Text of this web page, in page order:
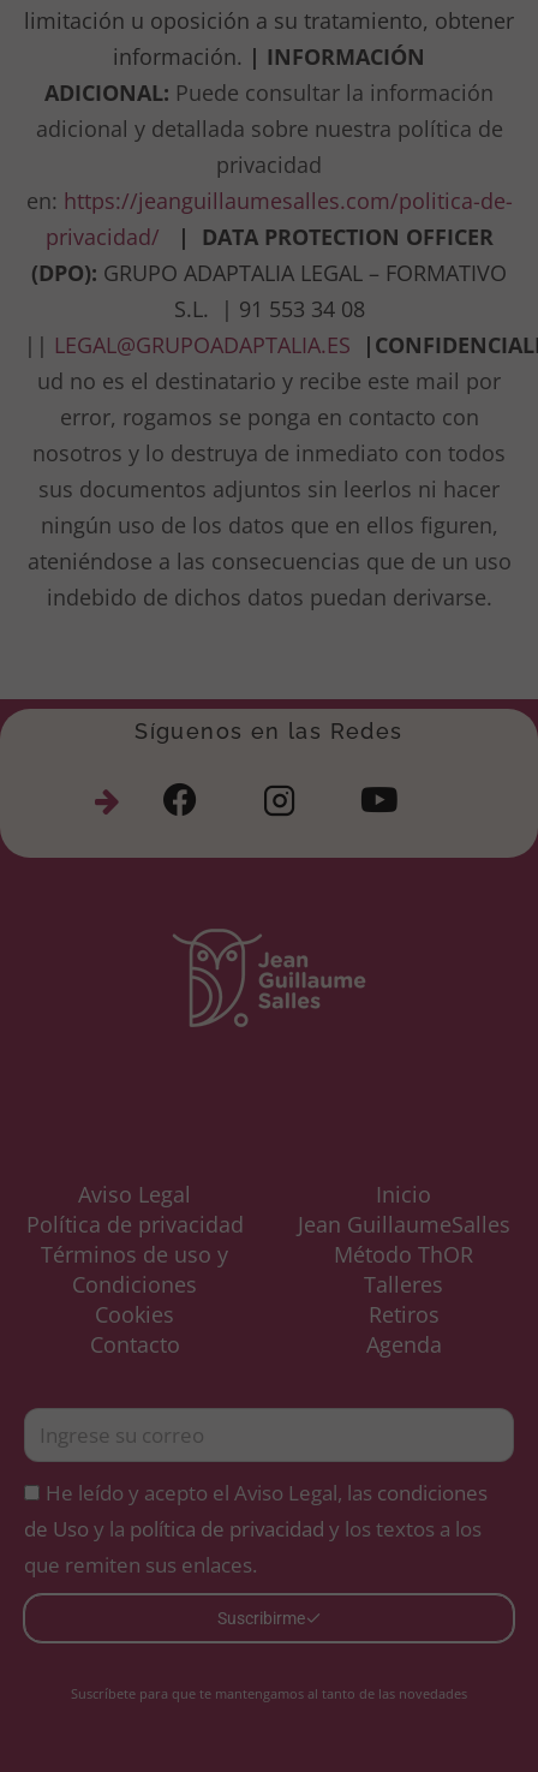
limitación u oposición a su tratamiento, obtener
información. | INFORMACIÓN
ADICIONAL: Puede consultar la información
adicional y detallada sobre nuestra política de
privacidad
en: https://jeanguillaumesalles.com/politica-de-
privacidad/
|
DATA PROTECTION OFFICER
(DPO): GRUPO ADAPTALIA LEGAL – FORMATIVO
S.L. | 91 553 34 08
|| LEGAL@GRUPOADAPTALIA.ES |
ud no es el destinatario y recibe este mail por
error, rogamos se ponga en contacto con
nosotros y lo destruya de inmediato con todos
sus documentos adjuntos sin leerlos ni hacer
ningún uso de los datos que en ellos figuren,
ateniéndose a las consecuencias que de un uso
indebido de dichos datos puedan derivarse.
Síguenos en las Redes
Aviso Legal
Política de privacidad
Términos de uso y
Condiciones
Cookies
Contacto
Inicio
Jean GuillaumeSalles
Método ThOR
Talleres
Retiros
Agenda
He leído y acepto el Aviso Legal, las condiciones
de Uso y la política de privacidad y los textos a los
que remiten sus enlaces.
Suscribirme
Suscríbete para que te mantengamos al tanto de las novedades